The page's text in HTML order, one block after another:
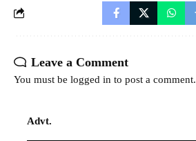
Leave a Comment
You must be logged in to post a comment.
Advt.